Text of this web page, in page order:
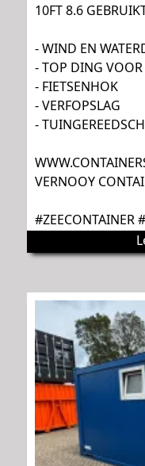
10FT 8.6
- WIND EN
- TOP DING VOOR
- FIETSENHOK
- VERFOPSLAG
-
VERNOOY
#ZEECONTAINER